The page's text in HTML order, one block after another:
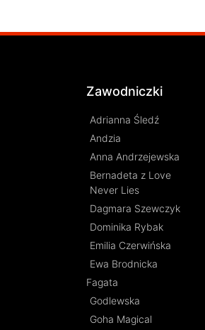
Zawodniczki
Adrianna Śledź
Andzia
Anna Andrzejewska
Bernadeta z Love
Never Lies
Dagmara Szewczyk
Dominika Rybak
Emilia Czerwińska
Ewa Brodnicka
Fagata
Godlewska
Goha Magical